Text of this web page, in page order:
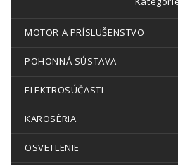
MOTOR A PRÍSLUŠENSTVO
POHONNÁ SÚSTAVA
ELEKTROSÚČASTI
KAROSÉRIA
OSVETLENIE